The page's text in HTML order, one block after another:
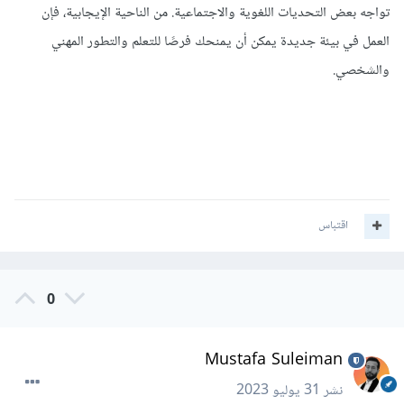
تواجه بعض التحديات اللغوية والاجتماعية. من الناحية الإيجابية، فإن
العمل في بيئة جديدة يمكن أن يمنحك فرصًا للتعلم والتطور المهني
والشخصي.
اقتباس
0
Mustafa Suleiman
نشر31 يوليو 2023